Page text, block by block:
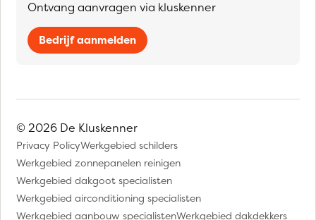
Ontvang aanvragen via kluskenner
Bedrijf aanmelden
© 2026 De Kluskenner
Privacy PolicyWerkgebied schilders
Werkgebied zonnepanelen reinigen
Werkgebied dakgoot specialisten
Werkgebied airconditioning specialisten
Werkgebied aanbouw specialistenWerkgebied dakdekkers